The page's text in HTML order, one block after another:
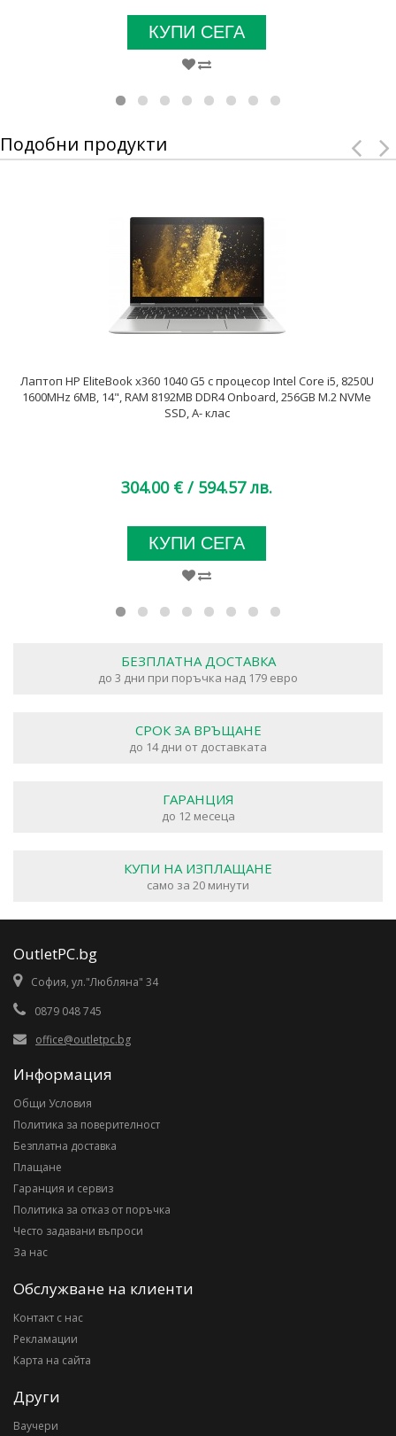
КУПИ СЕГА
Подобни продукти
Лаптоп HP EliteBook x360 1040 G5 с процесор Intel Core i5, 8250U
1600MHz 6MB, 14", RAM 8192MB DDR4 Onboard, 256GB M.2 NVMe
SSD, A- клас
304.00 € / 594.57 лв.
КУПИ СЕГА
БЕЗПЛАТНА ДОСТАВКА
до 3 дни при поръчка над 179 евро
СРОК ЗА ВРЪЩАНЕ
до 14 дни от доставката
ГАРАНЦИЯ
до 12 месеца
КУПИ НА ИЗПЛАЩАНЕ
само за 20 минути
OutletPC.bg
София, ул."Любляна" 34
0879 048 745
office@outletpc.bg
Информация
Общи Условия
Политика за поверителност
Безплатна доставка
Плащане
Гаранция и сервиз
Политика за отказ от поръчка
Често задавани въпроси
За нас
Обслужване на клиенти
Контакт с нас
Рекламации
Карта на сайта
Други
Ваучери